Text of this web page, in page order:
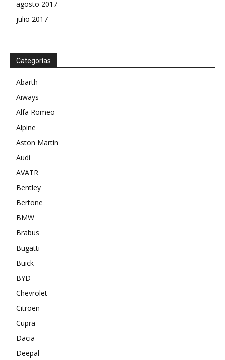
agosto 2017
julio 2017
Categorías
Abarth
Aiways
Alfa Romeo
Alpine
Aston Martin
Audi
AVATR
Bentley
Bertone
BMW
Brabus
Bugatti
Buick
BYD
Chevrolet
Citroën
Cupra
Dacia
Deepal